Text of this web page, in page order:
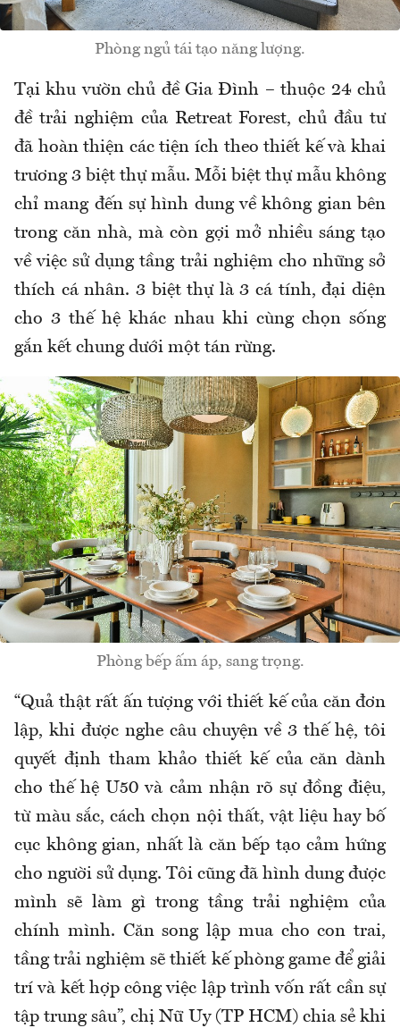
Phòng ngủ tái tạo năng lượng.
Tại khu vườn chủ đề GiaĐình – thuộc 24 chủ
đề trải nghiệm của Retreat Forest, chủđầu tư
đã hoàn thiện các tiệních theo thiết kế và khai
trương 3 biệt thự mẫu. Mỗi biệt thự mẫu không
chỉ mang đến sự hình dung về không gian bên
trong căn nhà, mà còn gợi mở nhiều sáng tạo
về việc sử dụng tầng trải nghiệm cho những sở
thích cá nhân. 3 biệt thự là 3 cá tính,đại diện
cho 3 thế hệ khác nhau khi cùng chọn sống
gắn kết chung dưới một tán rừng.
Phòng bếp ấm áp, sang trọng.
“Quả thật rất ấn tượng với thiết kế của căn đơn
lập, khi được nghe câu chuyện về 3 thế hệ, tôi
quyết định tham khảo thiết kế của căn dành
cho thế hệ U50 và cảm nhận rõ sự đồngđiệu,
từ màu sắc, cách chọn nội thất, vật liệu hay bố
cục không gian, nhất là căn bếp tạo cảm hứng
cho người sử dụng. Tôi cũng đã hình dung được
mình sẽ làm gì trong tầng trải nghiệm của
chính mình. Căn song lập mua cho con trai,
tầng trải nghiệm sẽ thiết kế phòng game để giải
trí và kết hợp công việc lập trình vốn rất cần sự
tập trung sâu”, chị Nữ Uy (TP HCM) chia sẻ khi